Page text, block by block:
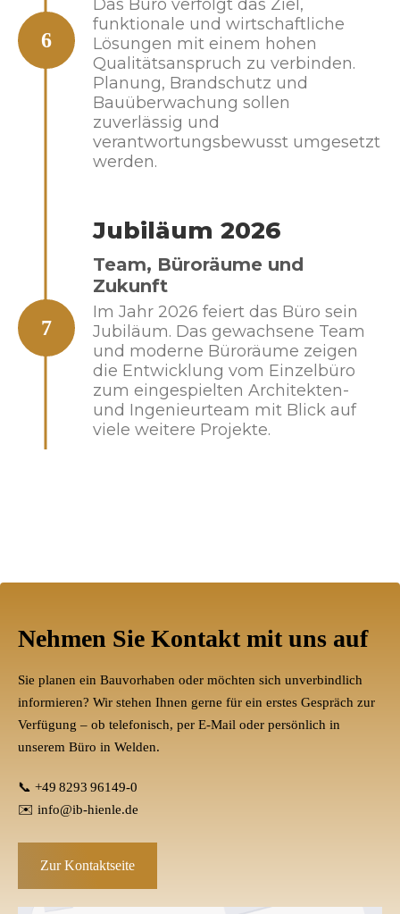
6
Das Büro verfolgt das Ziel,
funktionale und wirtschaftliche
Lösungen mit einem hohen
Qualitätsanspruch zu verbinden.
Planung, Brandschutz und
Bauüberwachung sollen
zuverlässig und
verantwortungsbewusst umgesetzt
werden.
7
Jubiläum 2026
Team, Büroräume und
Zukunft
Im Jahr 2026 feiert das Büro sein
Jubiläum. Das gewachsene Team
und moderne Büroräume zeigen
die Entwicklung vom Einzelbüro
zum eingespielten Architekten-
und Ingenieurteam mit Blick auf
viele weitere Projekte.
Nehmen Sie Kontakt mit uns auf
Sie planen ein Bauvorhaben oder möchten sich unverbindlich
informieren? Wir stehen Ihnen gerne für ein erstes Gespräch zur
Verfügung – ob telefonisch, per E-Mail oder persönlich in
unserem Büro in Welden.
📞 +49 8293 96149‑0
✉️ info@ib-hienle.de
Zur Kontaktseite